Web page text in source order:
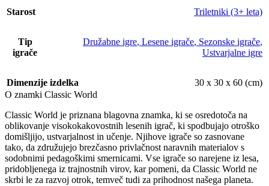
Starost Triletniki (3+ leta)
Tip
igrače
Družabne igre, Lesene igrače, Sezonske igrače,
Ustvarjalne igre
Dimenzije izdelka
30 x 30 x 60 (cm)
O znamki Classic World
Classic World je priznana blagovna znamka, ki se osredotoča na
oblikovanje visokokakovostnih lesenih igrač, ki spodbujajo otroško
domišljijo, ustvarjalnost in učenje. Njihove igrače so zasnovane
tako, da združujejo brezčasno privlačnost naravnih materialov s
sodobnimi pedagoškimi smernicami. Vse igrače so narejene iz lesa,
pridobljenega iz trajnostnih virov, kar pomeni, da Classic World ne
skrbi le za razvoj otrok, temveč tudi za prihodnost našega planeta.